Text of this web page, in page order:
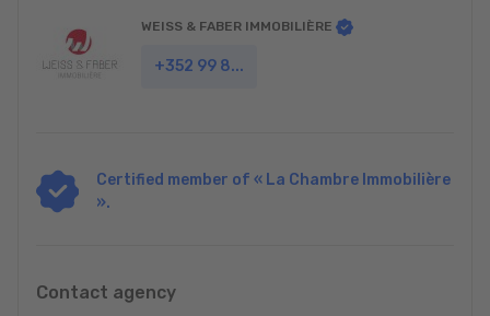
WEISS & FABER IMMOBILIÈRE
+352 99 8...
Certified member of « La Chambre Immobilière
».
Contact agency